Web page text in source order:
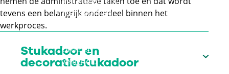
Transport en
Orde en
veiligheid
tevens een belangrijk onderdeel binnen het
werkproces.
Stukadoor en
decoratiestukadoor